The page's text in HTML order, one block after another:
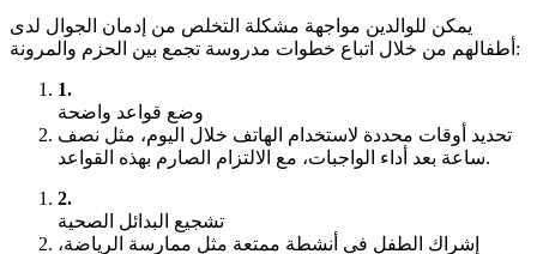
يمكن للوالدين مواجهة مشكلة التخلص من إدمان الجوال لدى
أطفالهم من خلال اتباع خطوات مدروسة تجمع بين الحزم والمرونة:
1.
وضع قواعد واضحة
تحديد أوقات محددة لاستخدام الهاتف خلال اليوم، مثل نصف
ساعة بعد أداء الواجبات، مع الالتزام الصارم بهذه القواعد.
2.
تشجيع البدائل الصحية
إشراك الطفل في أنشطة ممتعة مثل ممارسة الرياضة،